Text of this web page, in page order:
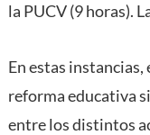
la PUCV (9 horas).
En estas
reforma educativa
entre los distintos